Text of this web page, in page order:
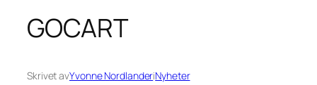
GOCART
Skrivet avYvonne NordlanderiNyheter